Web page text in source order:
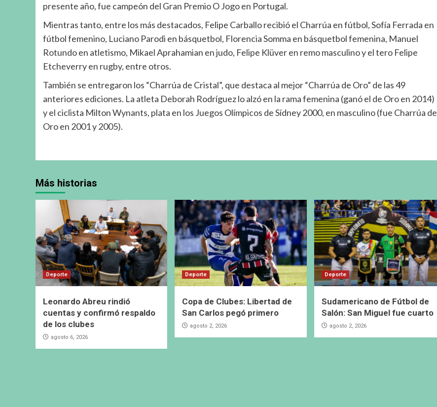
presente año, fue campeón del Gran Premio O Jogo en Portugal.
Mientras tanto, entre los más destacados, Felipe Carballo recibió el Charrúa en fútbol, Sofía Ferrada en
fútbol femenino, Luciano Parodi en básquetbol, Florencia Somma en básquetbol femenina, Manuel
Rotundo en atletismo, Mikael Aprahamian en judo, Felipe Klüver en remo masculino y el tero Felipe
Etcheverry en rugby, entre otros.
También se entregaron los “Charrúa de Cristal”, que destaca al mejor “Charrúa de Oro” de las 49
anteriores ediciones. La atleta Deborah Rodríguez lo alzó en la rama femenina (ganó el de Oro en 2014)
y el ciclista Milton Wynants, plata en los Juegos Olímpicos de Sídney 2000, en masculino (fue Charrúa de
Oro en 2001 y 2005).
Más historias
Deporte
Leonardo Abreu rindió
cuentas y confirmó respaldo
de los clubes
agosto 6, 2026
Deporte
Copa de Clubes: Libertad de
San Carlos pegó primero
agosto 2, 2026
Deporte
Sudamericano de Fútbol de
Salón: San Miguel fue cuarto
agosto 2, 2026